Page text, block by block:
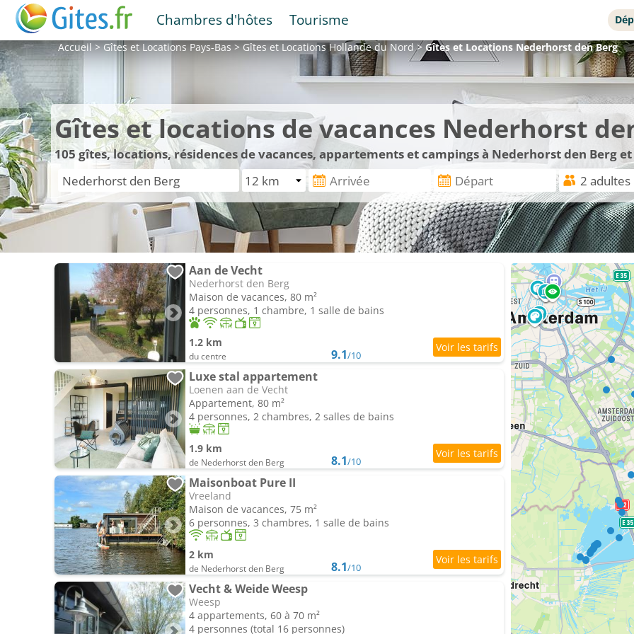
Chambres d'hôtes Tourisme
Accueil>Gîtes et LocationsPays-Bas>Gîtes et LocationsHollande du Nord>Gîtes et LocationsNederhorst den Berg
Gîtes et locations de vacances Nederhorst
105 gîtes, locations, résidences de vacances, appartements et campings à Nederhorst den Berg
Aan de Vecht
Nederhorst den Berg
Maison de vacances, 80 m²
4 personnes, 1 chambre, 1 salle de bains
1.2 km
du centre 9.1/10
Luxe stal appartement
Loenen aan de Vecht
Appartement, 80 m²
4 personnes, 2 chambres, 2 salles de bains
1.9 km
de Nederhorst den Berg 8.1/10
Maisonboat Pure II
Vreeland
Maison de vacances, 75 m²
6 personnes, 3 chambres, 1 salle de bains
2 km
de Nederhorst den Berg 8.1/10
Vecht & Weide Weesp
Weesp
4 appartements, 60 à 70 m²
4 personnes (total 16 personnes)